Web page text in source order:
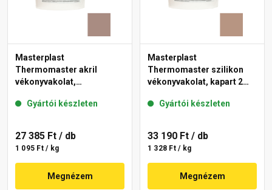
Masterplast
Thermomaster akril
vékonyvakolat,
14-C 25 kg
Gyártói készleten
27 385 Ft / db
1 095 Ft / kg
Megnézem
Masterplast
Thermomaster szilikon
vékonyvakolat, kapart 2
Gyártói készleten
33 190 Ft / db
1 328 Ft / kg
Megnézem